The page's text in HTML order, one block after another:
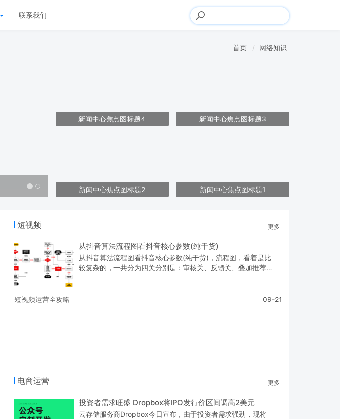
联系我们
首页 网络知识
新闻中心焦点图标题4 新闻中心焦点图标题3
新闻中心焦点图标题2 新闻中心焦点图标题1
短视频 更多
从抖音算法流程图看抖音核心参数(纯干货)
从抖音算法流程图看抖音核心参数(纯干货)，流程图，看着是比
较复杂的，一共分为四关分别是：审核关、反馈关、叠加推荐关
短视频运营全攻略 09-21
电商运营 更多
投资者需求旺盛 Dropbox将IPO发行价区间调高2美元
云存储服务商Dropbox今日宣布，由于投资者需求强劲，现将